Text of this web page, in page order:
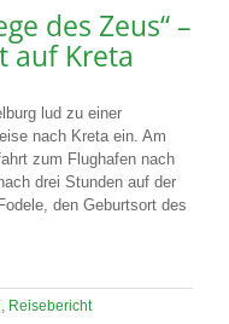
des Zeus“ –
auf Kreta
lud zu einer
nach Kreta ein. Am
zum Flughafen nach
drei Stunden auf der
den Geburtsort des
, Reisebericht